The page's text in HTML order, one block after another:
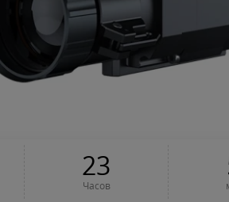
23
Часов